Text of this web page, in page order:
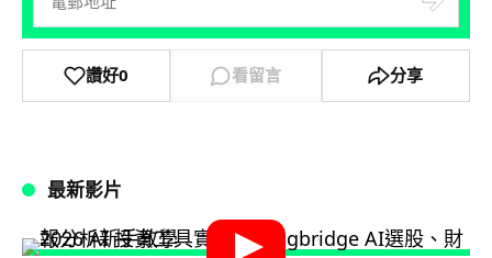
讚好0 看留言 分享
最新影片